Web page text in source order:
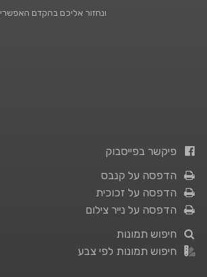
ונחזור אליכם בהקדם האפשרי
פיקשר בפייסבוק
הדפסה על קנבס
הדפסה על זכוכית
הדפסה על נייר צילום
חיפוש תמונות
חיפוש תמונות לפי צבע